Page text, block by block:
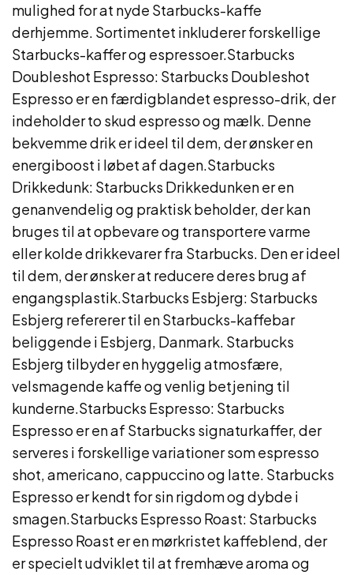
mulighed for at nyde Starbucks-kaffe
derhjemme. Sortimentet inkluderer forskellige
Starbucks-kaffer og espressoer.Starbucks
Doubleshot Espresso: Starbucks Doubleshot
Espresso er en færdigblandet espresso-drik, der
indeholder to skud espresso og mælk. Denne
bekvemme drik er ideel til dem, der ønsker en
energiboost i løbet af dagen.Starbucks
Drikkedunk: Starbucks Drikkedunken er en
genanvendelig og praktisk beholder, der kan
bruges til at opbevare og transportere varme
eller kolde drikkevarer fra Starbucks. Den er ideel
til dem, der ønsker at reducere deres brug af
engangsplastik.Starbucks Esbjerg: Starbucks
Esbjerg refererer til en Starbucks-kaffebar
beliggende i Esbjerg, Danmark. Starbucks
Esbjerg tilbyder en hyggelig atmosfære,
velsmagende kaffe og venlig betjening til
kunderne.Starbucks Espresso: Starbucks
Espresso er en af ​​Starbucks signaturkaffer, der
serveres i forskellige variationer som espresso
shot, americano, cappuccino og latte. Starbucks
Espresso er kendt for sin rigdom og dybde i
smagen.Starbucks Espresso Roast: Starbucks
Espresso Roast er en mørkristet kaffeblend, der
er specielt udviklet til at fremhæve aroma og